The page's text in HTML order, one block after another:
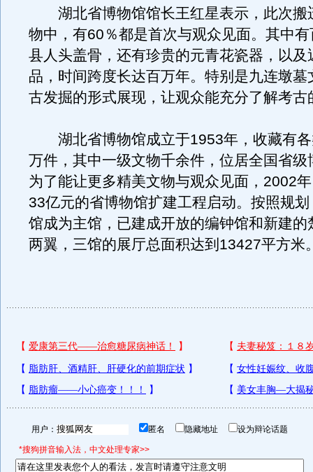
湖北省博物馆馆长王红星表示，此次搬
物中，有60％都是首次与观众见面。其中
县人头盖骨，还有珍贵的元青花瓷器，以及
品，时间跨度长达百万年。特别是九连墩墓
古发掘的形式展现，让观众能充分了解考古
湖北省博物馆成立于1953年，收藏有各
万件，其中一级文物千余件，位居全国省级
为了能让更多精美文物与观众见面，2002
33亿元的省博物馆扩建工程启动。按照规
馆成为主馆，已建成开放的编钟馆和新建的
两翼，三馆的展厅总面积达到13427平方米
用户： 匿名 隐藏地址 设为辩论话题
*搜狗拼音输入法，中文处理专家>>